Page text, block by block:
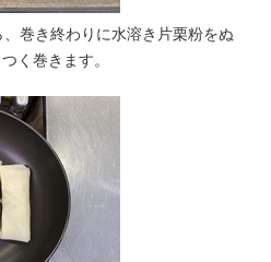
巻き終わりに水溶き片栗粉をぬ
く巻きます。